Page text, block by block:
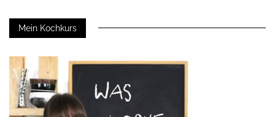
Mein Kochkurs